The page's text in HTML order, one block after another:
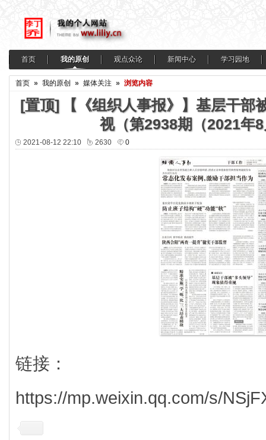
首页 我的原创 观点众论 新闻中心 学习园地
首页 » 我的原创 » 媒体关注 » 浏览内容
[置顶]
【《组织人事报》】基层干部
视（第2938期（2021年
2021-08-12 22:10 2630 0
链接：
https://mp.weixin.qq.com/s/